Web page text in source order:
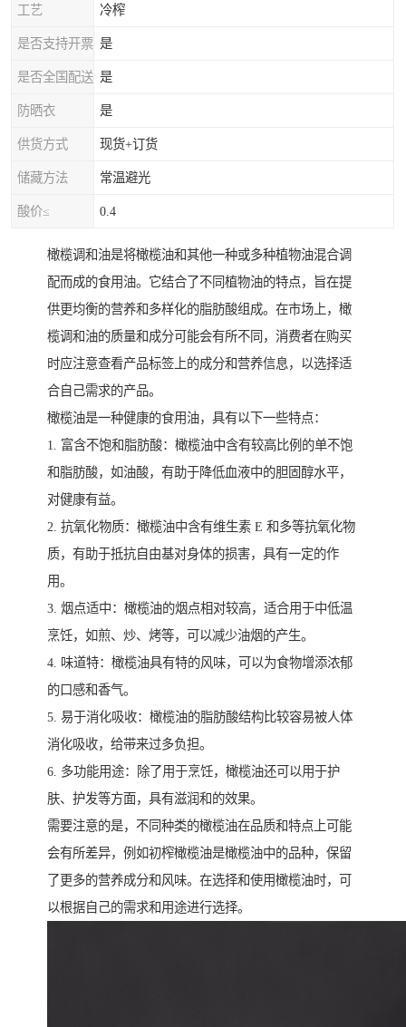
工艺 冷榨
是否支持开票 是
是否全国配送 是
防晒衣 是
供货方式 现货+订货
储藏方法 常温避光
酸价≤ 0.4
橄榄调和油是将橄榄油和其他一种或多种植物油混合调
配而成的食用油。它结合了不同植物油的特点，旨在提
供更均衡的营养和多样化的脂肪酸组成。在市场上，橄
榄调和油的质量和成分可能会有所不同，消费者在购买
时应注意查看产品标签上的成分和营养信息，以选择适
合自己需求的产品。
橄榄油是一种健康的食用油，具有以下一些特点：
1. 富含不饱和脂肪酸：橄榄油中含有较高比例的单不饱
和脂肪酸，如油酸，有助于降低血液中的胆固醇水平，
对健康有益。
2. 抗氧化物质：橄榄油中含有维生素 E 和多等抗氧化物
质，有助于抵抗自由基对身体的损害，具有一定的作
用。
3. 烟点适中：橄榄油的烟点相对较高，适合用于中低温
烹饪，如煎、炒、烤等，可以减少油烟的产生。
4. 味道特：橄榄油具有特的风味，可以为食物增添浓郁
的口感和香气。
5. 易于消化吸收：橄榄油的脂肪酸结构比较容易被人体
消化吸收，给带来过多负担。
6. 多功能用途：除了用于烹饪，橄榄油还可以用于护
肤、护发等方面，具有滋润和的效果。
需要注意的是，不同种类的橄榄油在品质和特点上可能
会有所差异，例如初榨橄榄油是橄榄油中的品种，保留
了更多的营养成分和风味。在选择和使用橄榄油时，可
以根据自己的需求和用途进行选择。